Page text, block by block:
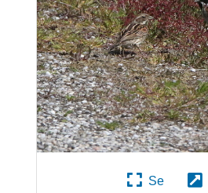
Se